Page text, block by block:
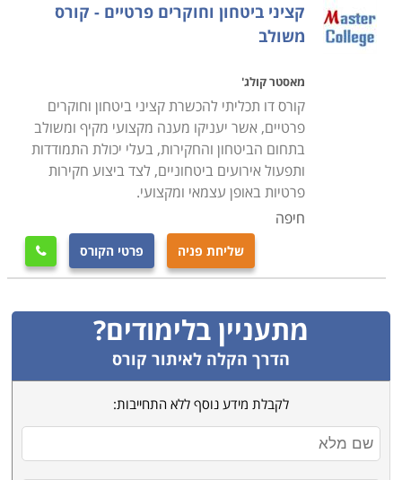
קציני ביטחון וחוקרים פרטיים - קורס
משולב
מאסטר קולג'
קורס דו תכליתי להכשרת קציני ביטחון וחוקרים
פרטיים, אשר יעניקו מענה מקצועי מקיף ומשולב
בתחום הביטחון והחקירות, בעלי יכולת התמודדות
ותפעול אירועים ביטחוניים, לצד ביצוע חקירות
פרטיות באופן עצמאי ומקצועי.
חיפה
שליחת פניה פרטי הקורס 
מתעניין בלימודים?
הדרך הקלה לאיתור קורס
לקבלת מידע נוסף ללא התחייבות: